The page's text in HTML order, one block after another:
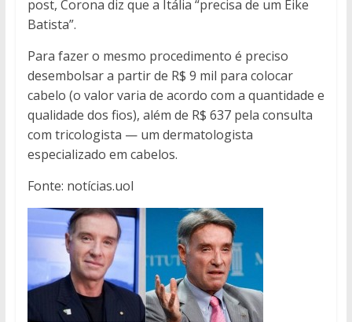
post, Corona diz que a Itália “precisa de um Eike
Batista”.
Para fazer o mesmo procedimento é preciso
desembolsar a partir de R$ 9 mil para colocar
cabelo (o valor varia de acordo com a quantidade e
qualidade dos fios), além de R$ 637 pela consulta
com tricologista — um dermatologista
especializado em cabelos.
Fonte: notícias.uol